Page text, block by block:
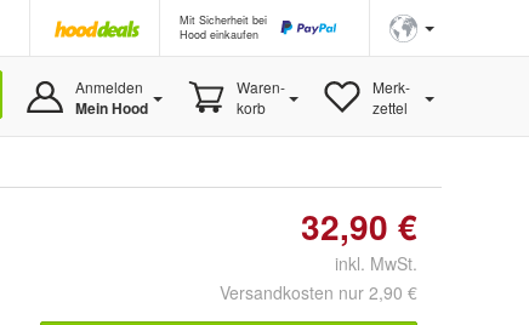
Mit Sicherheit bei
Hood einkaufen
Anmelden
Mein Hood
Waren-
korb
Merk-
zettel
32,90 €
inkl. MwSt.
Versandkosten nur 2,90 €